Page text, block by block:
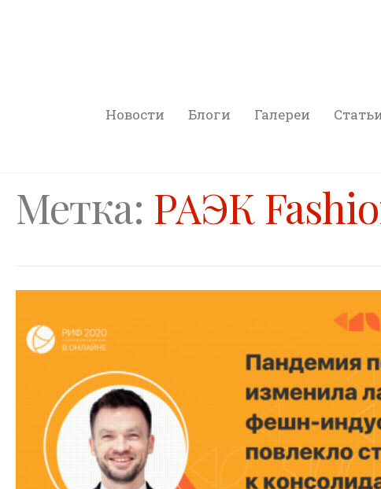
Новости Блоги Галереи
Метка: РАЭК